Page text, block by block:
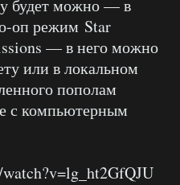
будет можно — в
оп режим Star
— в него можно
или в локальном
пополам
с компьютерным